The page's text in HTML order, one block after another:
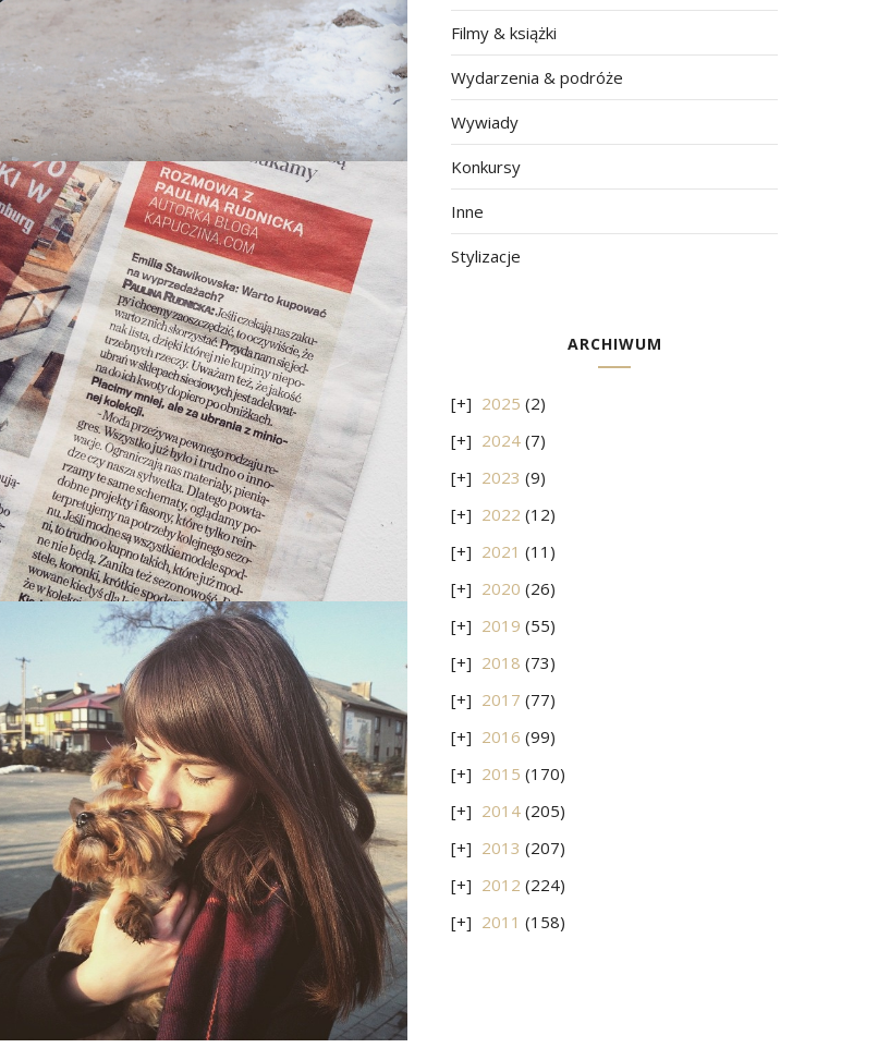
Filmy & książki
Wydarzenia & podróże
Wywiady
Konkursy
Inne
Stylizacje
ARCHIWUM
2025 (2)
2024 (7)
2023 (9)
2022 (12)
2021 (11)
2020 (26)
2019 (55)
2018 (73)
2017 (77)
2016 (99)
2015 (170)
2014 (205)
2013 (207)
2012 (224)
2011 (158)